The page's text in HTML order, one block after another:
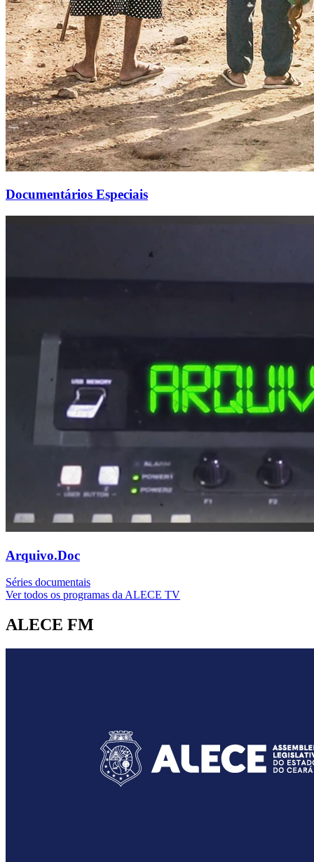
Documentários Especiais
Arquivo.Doc
Séries documentais
Ver todos os programas da ALECE TV
ALECE FM